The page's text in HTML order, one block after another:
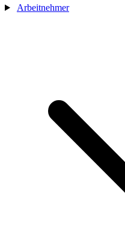
Arbeitnehmer